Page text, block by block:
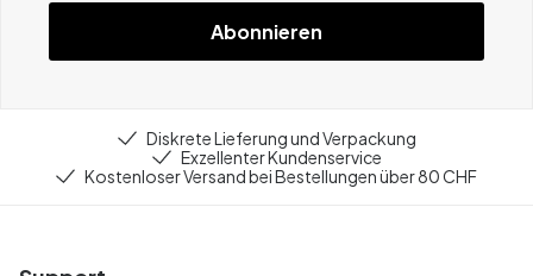
Abonnieren
Diskrete Lieferung und Verpackung
Exzellenter Kundenservice
Kostenloser Versand bei Bestellungen über 80 CHF